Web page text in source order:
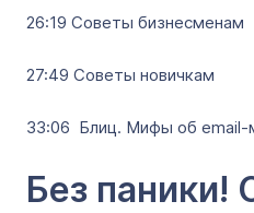
26:19 Советы бизнесменам
27:49 Советы новичкам
33:06 Блиц. Мифы об email-
Без паники!